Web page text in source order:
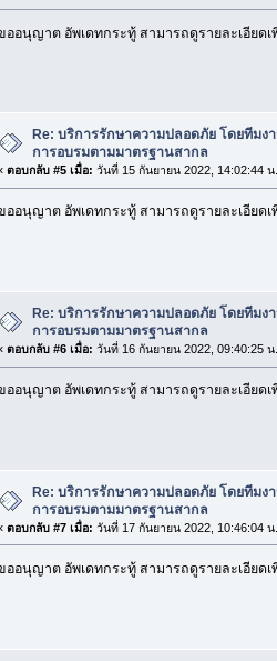
ออนุญาต อัพเดทกระทู้ สามารถดูรายละเอียดเ
Re: บริการรักษาความปลอดภัย โดยทีมง
การอบรมตามมาตรฐานสากล
ตอบกลับ #5 เมื่อ: วันที่ 15 กันยายน 2022, 14:02:44 น
ออนุญาต อัพเดทกระทู้ สามารถดูรายละเอียดเ
Re: บริการรักษาความปลอดภัย โดยทีมง
การอบรมตามมาตรฐานสากล
ตอบกลับ #6 เมื่อ: วันที่ 16 กันยายน 2022, 09:40:25 น
ออนุญาต อัพเดทกระทู้ สามารถดูรายละเอียดเ
Re: บริการรักษาความปลอดภัย โดยทีมง
การอบรมตามมาตรฐานสากล
ตอบกลับ #7 เมื่อ: วันที่ 17 กันยายน 2022, 10:46:04 น
ออนุญาต อัพเดทกระทู้ สามารถดูรายละเอียดเ